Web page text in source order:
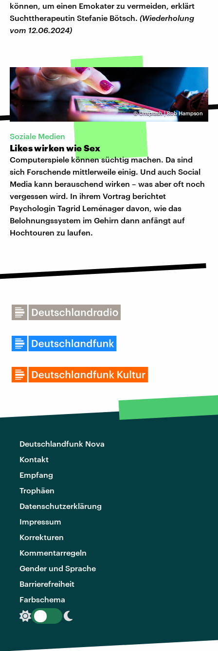
können, um einen Emokater zu vermeiden, erklärt
Suchttherapeutin Stefanie Bötsch. (Wiederholung
vom 12.06.2024)
©Unsplash | Rob Hampson
Soziale Medien
Likes wirken wie Sex
Computerspiele können süchtig machen. Da sind
sich Forschende mittlerweile einig. Und auch Social
Media kann berauschend wirken – was aber oft noch
vergessen wird. In ihrem Vortrag berichtet
Psychologin Tagrid Leménager davon, wie das
Belohnungssystem im Gehirn dann anfängt auf
Hochtouren zu laufen.
Deutschlandfunk Nova
Kontakt
Empfang
Trophäen
Datenschutzerklärung
Impressum
Korrekturen
Kommentarregeln
Gender und Sprache
Barrierefreiheit
Farbschema